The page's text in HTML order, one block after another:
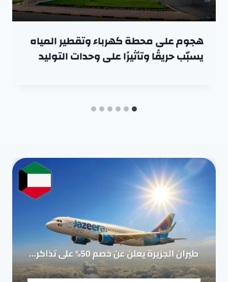
هجوم على محطة كهرباء وتقطير المياه
يسبّب حريقًا وتأثيرًا على وحدات التوليد